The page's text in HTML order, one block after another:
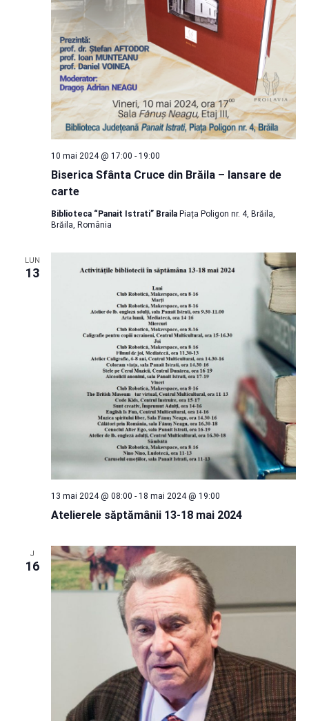
Biserica Sfânta Cruce din Brăila – lansare de
carte
10 mai 2024 @ 17:00 - 19:00
Biblioteca “Panait Istrati” Braila Piața Poligon nr. 4, Brăila,
Brăila, România
LUN
13
Atelierele săptămânii 13-18 mai 2024
13 mai 2024 @ 08:00 - 18 mai 2024 @ 19:00
J
16